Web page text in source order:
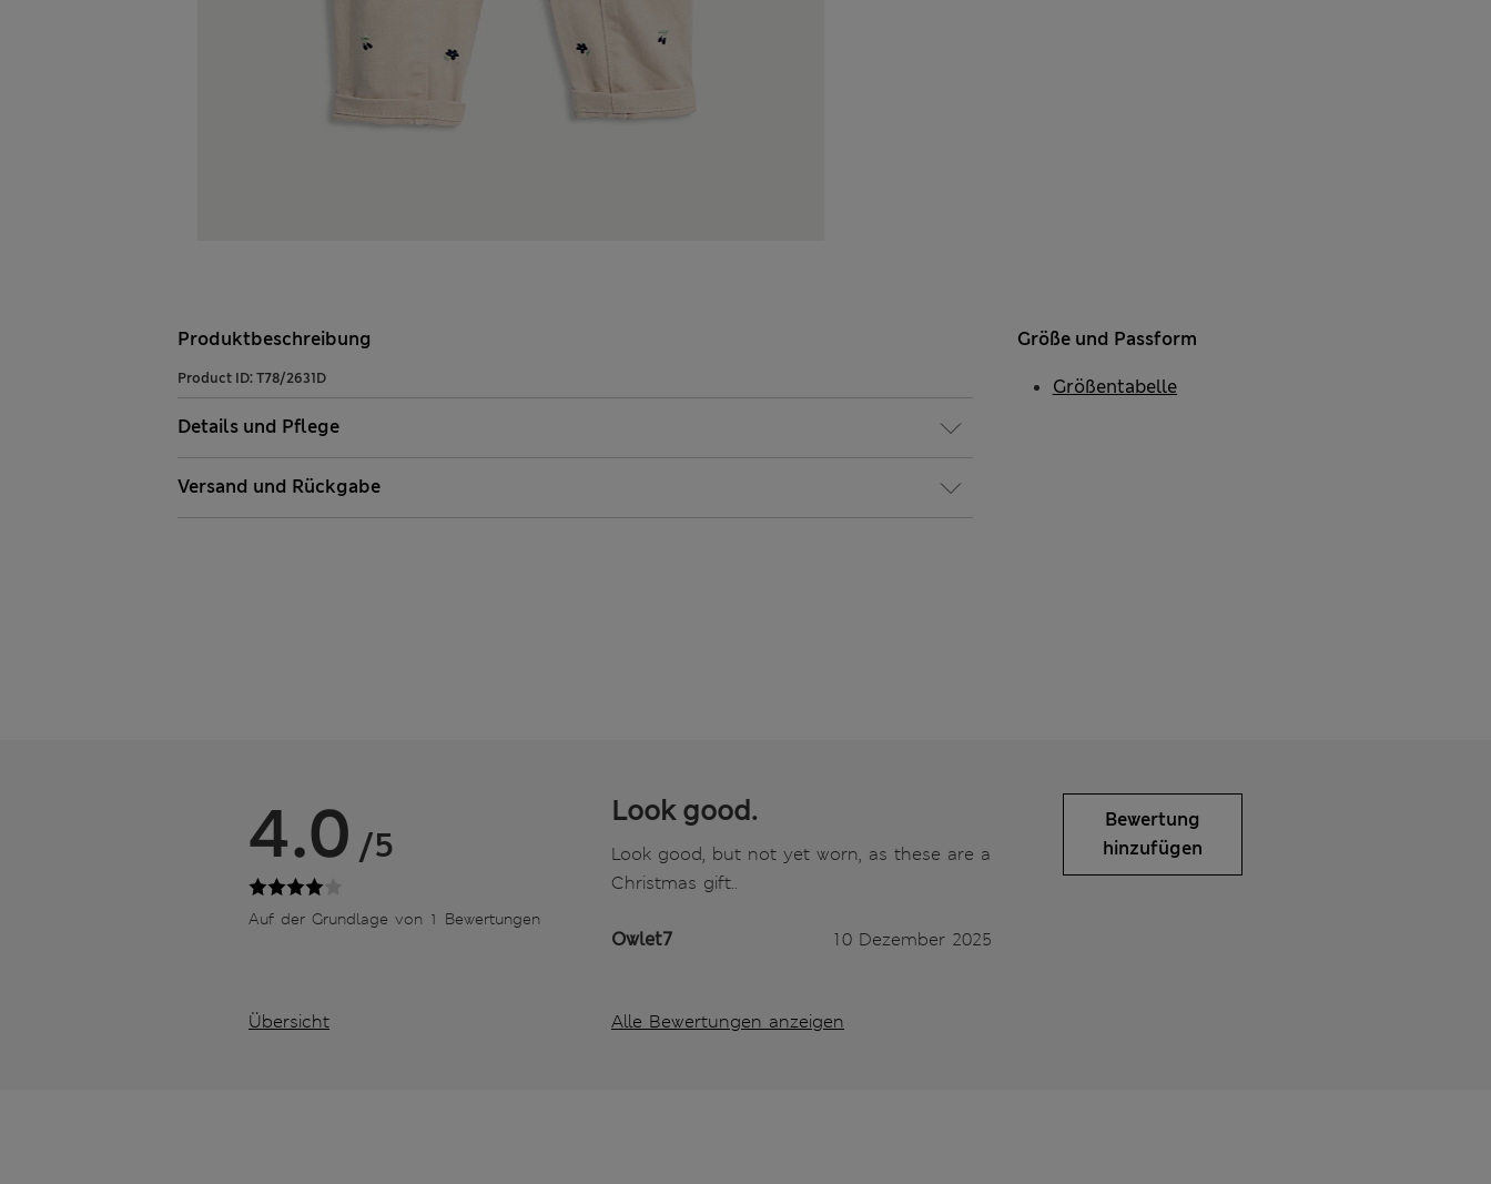
Produktbeschreibung
Product ID: T78/2631D
Details und Pflege
Versand und Rückgabe
Größe und Passform
Größentabelle
4.0 /5
Auf der Grundlage von 1 Bewertungen
Übersicht
Look good.
Look good, but not yet worn, as these are a
Christmas gift..
Owlet7 10 Dezember 2025
Alle Bewertungen anzeigen
Bewertung
hinzufügen